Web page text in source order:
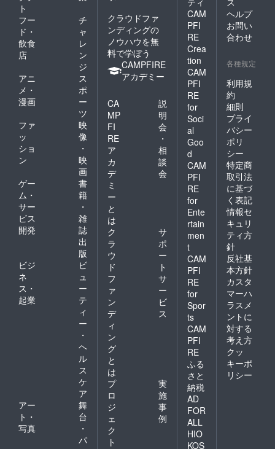
ト
フー
ド・
飲食
店
チ
ャ
レ
ン
ジ
アニ
メ・
漫画
ス
ポ
ー
ツ
ファ
ッ
ショ
ン
映
像
・
映
画
ゲー
ム・
サー
ビス
開発
書
籍
・
雑
誌
出
版
ビジ
ネ
ス・
起業
ビ
ュ
ー
テ
ィ
ー
・
ヘ
ル
ス
ケ
ア
アー
ト・
写真
舞
台
・
パ
クラウドファ
ンディングの
ノウハウを無
料で学ぼう
CAMPFIRE
アカデミー
CA
MP
FI
RE
ア
カ
デ
ミ
ー
と
は
説
明
会
・
相
談
会
ク
ラ
ウ
ド
フ
ァ
ン
デ
ィ
ン
グ
と
は
サ
ポ
ー
ト
サ
ー
ビ
ス
プ
ロ
ジ
ェ
ク
ト
実
施
事
例
CAM
PFI
RE
Crea
tion
CAM
PFI
RE
for
Soci
al
Goo
d
CAM
PFI
RE
for
Ente
rtain
men
t
CAM
PFI
RE
for
Spor
ts
CAM
PFI
RE
ふる
さと
納税
AD
FOR
ALL
HIO
KOS
ヘルプ
お問い
合わせ
各種規定
利用規
約
細則
プライ
バシー
ポリ
シー
特定商
取引法
に基づ
く表記
情報セ
キュリ
ティ方
針
反社基
本方針
カスタ
マーハ
ラスメ
ントに
対する
考え方
クッ
キーポ
リシー